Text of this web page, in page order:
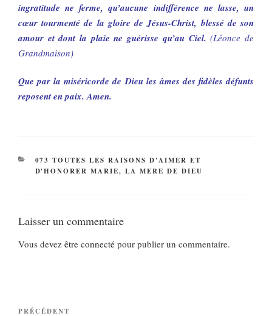
ingratitude ne ferme, qu’aucune indifférence ne lasse, un
cœur tourmenté de la gloire de Jésus-Christ, blessé de son
amour et dont la plaie ne guérisse qu’au Ciel.(Léonce de
Grandmaison)
Que par la miséricorde de Dieu les âmes des fidèles défunts
reposent en paix. Amen.
CATÉGORIES
073 TOUTES LES RAISONS D'AIMER ET
D'HONORER MARIE, LA MERE DE DIEU
Laisser un commentaire
Vous devez être connecté pour publier un commentaire.
Navigation
Article
PRÉCÉDENT